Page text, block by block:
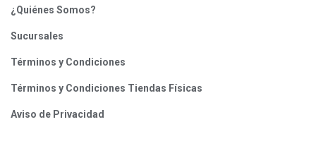
¿Quiénes Somos?
Sucursales
Términos y Condiciones
Términos y Condiciones Tiendas Físicas
Aviso de Privacidad